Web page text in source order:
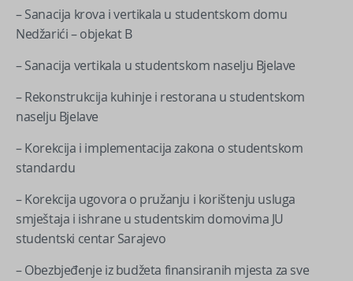
– Sanacija krova i vertikala u studentskom domu
Nedžarići – objekat B
– Sanacija vertikala u studentskom naselju Bjelave
– Rekonstrukcija kuhinje i restorana u studentskom
naselju Bjelave
– Korekcija i implementacija zakona o studentskom
standardu
– Korekcija ugovora o pružanju i korištenju usluga
smještaja i ishrane u studentskim domovima JU
studentski centar Sarajevo
– Obezbjeđenje iz budžeta finansiranih mjesta za sve